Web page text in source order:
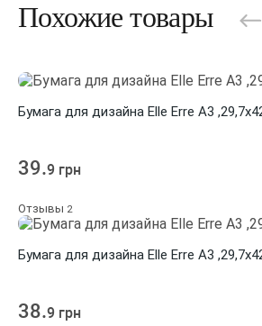
Похожие товары
Бумага для дизайна Elle Erre А3
39.9 грн
Отзывы 2
Бумага для дизайна Elle Erre А3
38.9 грн